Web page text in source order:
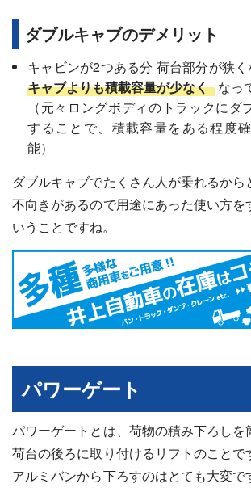
ダブルキャブのデメリット
キャビンが2つある分 荷台部分が狭
キャブよりも積載容量が少なく なっ
（元々ロングボディのトラックにダ
することで、積載容量をある程度
能）
ダブルキャブでたくさん人が乗れるから
不向きがあるので用途にあった使い方を
いうことですね。
パワーゲート
パワーゲートとは、荷物の積み下ろしを
荷台の後ろに取り付けるリフトのことで
アルミバンから下ろすのはとても大変で